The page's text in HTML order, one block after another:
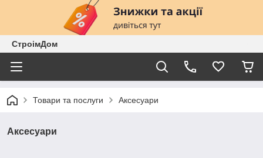
СтроімДом
Товари та послуги Аксесуари
Аксесуари